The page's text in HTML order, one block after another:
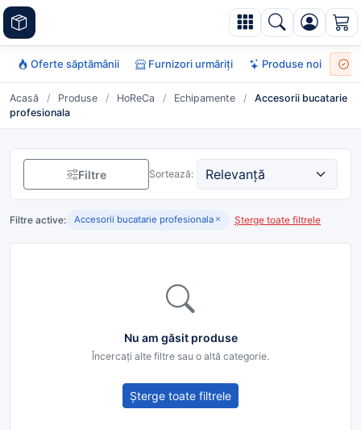
Oferte săptămânii Furnizori urmăriți Produse noi
Acasă / Produse / HoReCa / Echipamente /
Accesorii bucatarie
profesionala
Filtre Sortează:
Filtre active: Accesorii bucatarie profesionala Șterge toate filtrele
Nu am găsit produse
Încercați alte filtre sau o altă categorie.
Șterge toate filtrele